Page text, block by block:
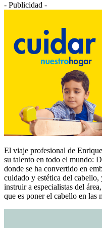
- Publicidad -
El viaje profesional de
su talento en todo el mundo:
donde se ha convertido en
cuidado y estética del cabello,
instruir a especialistas del
que es poner el cabello en las